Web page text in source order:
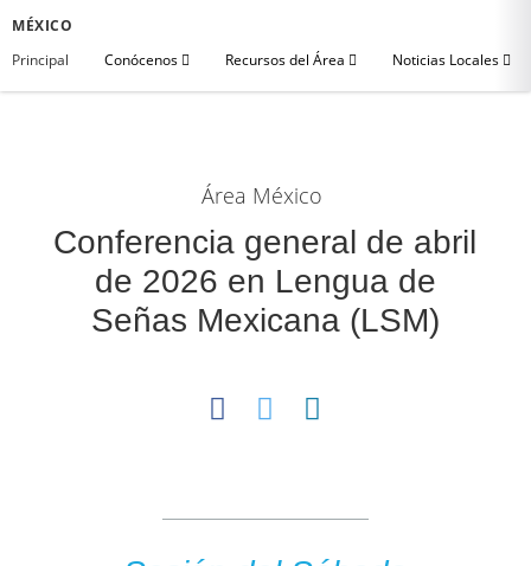
MÉXICO
Principal
Conócenos Recursos del Área Noticias Locales
Área México
Conferencia general de abril
de 2026 en Lengua de
Señas Mexicana (LSM)